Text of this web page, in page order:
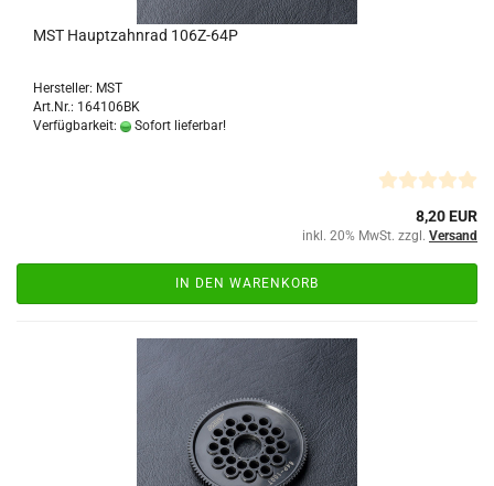
MST Hauptzahnrad 106Z-64P
Hersteller: MST
Art.Nr.: 164106BK
Verfügbarkeit:
Sofort lieferbar!
8,20 EUR
inkl. 20% MwSt. zzgl. Versand
IN DEN WARENKORB